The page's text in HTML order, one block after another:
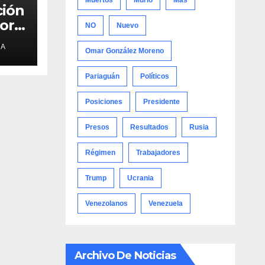
NO Nuevo
Omar González Moreno
Pariaguán Políticos
Posiciones Presidente
Presos Resultados Rusia
Régimen Trabajadores
Trump Ucrania
Venezolanos Venezuela
Archivo De Noticias